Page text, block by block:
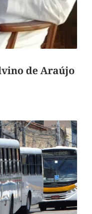
de Araújo